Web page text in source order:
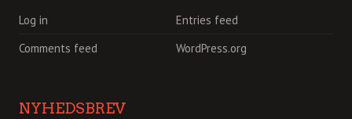
Log in
Entries feed
Comments feed
WordPress.org
NYHEDSBREV